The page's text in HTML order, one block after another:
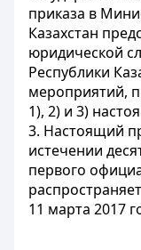
приказа в
Казахстан
юридической
Республики
мероприятий,
1), 2) и 3)
3. Настоящий
истечении
первого
11 марта 2017